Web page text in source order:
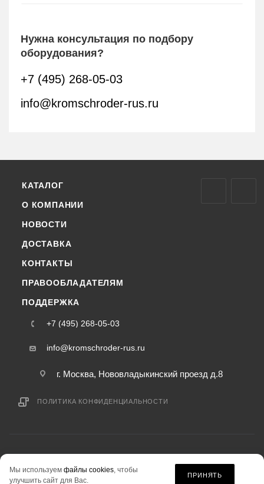
Нужна консультация по подбору
оборудования?
+7 (495) 268-05-03
info@kromschroder-rus.ru
КАТАЛОГ
О КОМПАНИИ
НОВОСТИ
ДОСТАВКА
КОНТАКТЫ
ПРАВООБЛАДАТЕЛЯМ
ПОДДЕРЖКА
+7 (495) 268-05-03
info@kromschroder-rus.ru
г. Москва, Нововладыкинский проезд д.8
ПОЛИТИКА КОНФИДЕНЦИАЛЬНОСТИ
информация на сайте «kromschroder-rus.ru» не является публичной офертой.
Мы используем файлы cookies, чтобы
улучшить сайт для Вас.
ПРИНЯТЬ